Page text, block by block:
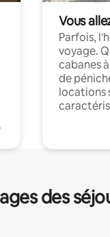
Vous
Parfois,
voyage.
cabanes
de
locations
des